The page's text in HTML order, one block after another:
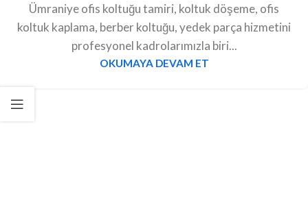
Ümraniye ofis koltuğu tamiri, koltuk döşeme, ofis
koltuk kaplama, berber koltuğu, yedek parça hizmetini
profesyonel kadrolarımızla biri...
OKUMAYA DEVAM ET